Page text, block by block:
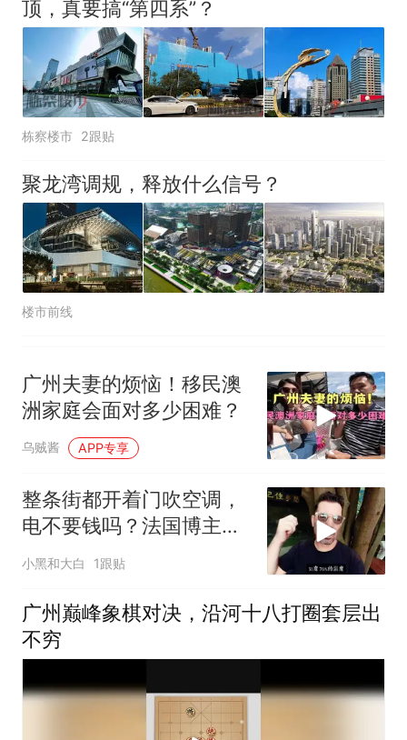
顶，真要搞“第四系”？
栋察楼市 2跟贴
聚龙湾调规，释放什么信号？
楼市前线
广州夫妻的烦恼！移民澳
洲家庭会面对多少困难？
乌贼酱 APP专享
整条街都开着门吹空调，
电不要钱吗？法国博主在
广州街头特别疑惑
小黑和大白 1跟贴
广州巅峰象棋对决，沿河十八打圈套层出
不穷